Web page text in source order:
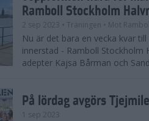
Ramboll Stockholm
2 sep 2023 • Träningen • Mot
Nu är det bara en vecka kvar
innerstad - Ramboll
adepter Kajsa Bårman och
På lördag avgörs
1 sep 2023